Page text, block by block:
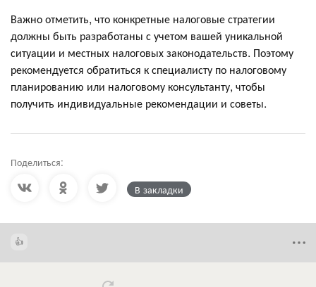
Важно отметить, что конкретные налоговые стратегии
должны быть разработаны с учетом вашей уникальной
ситуации и местных налоговых законодательств. Поэтому
рекомендуется обратиться к специалисту по налоговому
планированию или налоговому консультанту, чтобы
получить индивидуальные рекомендации и советы.
Поделиться:
В закладки